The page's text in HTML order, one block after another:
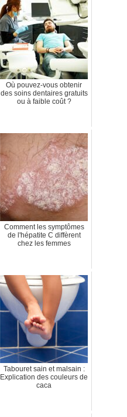
Où pouvez-vous obtenir
des soins dentaires gratuits
ou à faible coût ?
Comment les symptômes
de l'hépatite C diffèrent
chez les femmes
Tabouret sain et malsain :
Explication des couleurs de
caca